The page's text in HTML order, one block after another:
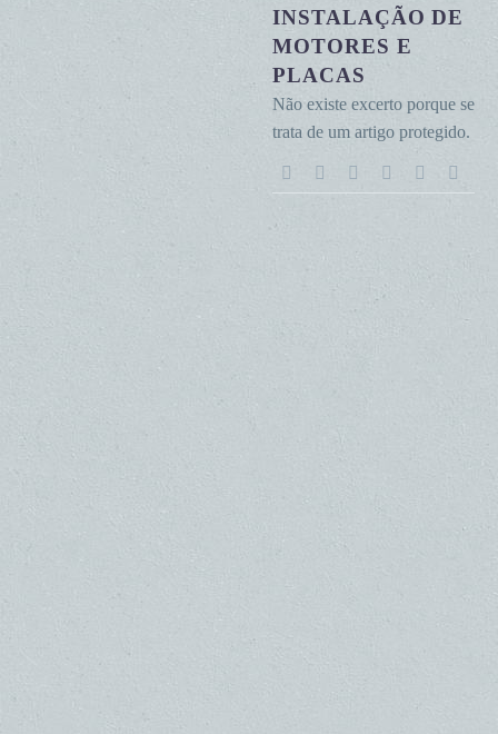
motores
e
placas
INSTALAÇÃO DE
MOTORES E
PLACAS
Não existe excerto porque se
trata de um artigo protegido.